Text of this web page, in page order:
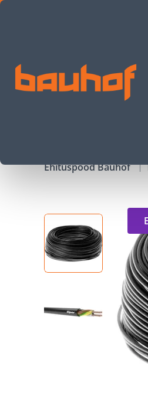
KUMMIKAABEL ELPAR H05RR-F
Ehituspood Bauhof